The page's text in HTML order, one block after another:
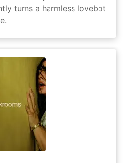
turns a harmless lovebot